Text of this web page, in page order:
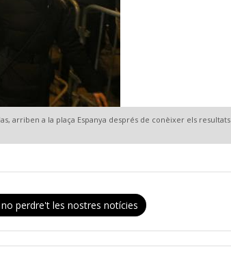
arriben a la plaça Espanya després de conèixer els resultats
perdre't les nostres notícies